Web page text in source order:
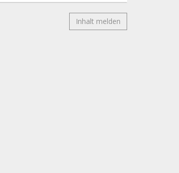
Inhalt melden